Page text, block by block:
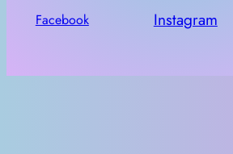
Facebook Instagram